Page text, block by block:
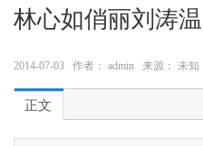
林心如俏丽刘涛
2014-07-03 作者： admin 来源： 未知
正文